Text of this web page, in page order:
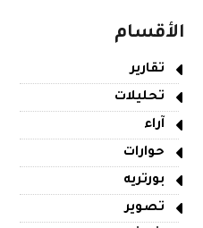
الأقسام
تقارير
تحليلات
آراء
حوارات
بورتريه
تصوير